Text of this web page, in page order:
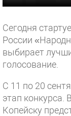
Сегодня
России
выбирает
голосование.
С 11 по 20
этап конкурса.
Копейску